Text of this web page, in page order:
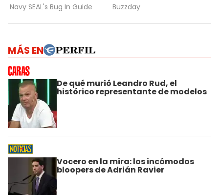
MÁS EN
De qué murió Leandro Rud, el
histórico representante de modelos
Vocero en la mira: los incómodos
bloopers de Adrián Ravier